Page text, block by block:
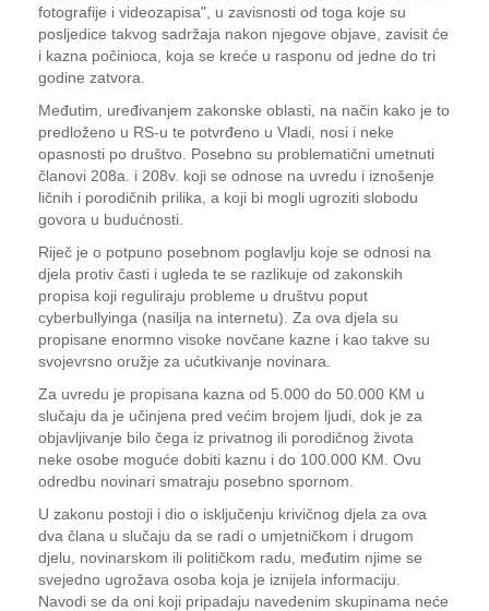
fotografije i videozapisa", u zavisnosti od toga koje su
posljedice takvog sadržaja nakon njegove objave, zavisit će
i kazna počinioca, koja se kreće u rasponu od jedne do tri
godine zatvora.
Međutim, uređivanjem zakonske oblasti, na način kako je to
predloženo u RS-u te potvrđeno u Vladi, nosi i neke
opasnosti po društvo. Posebno su problematični umetnuti
članovi 208a. i 208v. koji se odnose na uvredu i iznošenje
ličnih i porodičnih prilika, a koji bi mogli ugroziti slobodu
govora u budućnosti.
Riječ je o potpuno posebnom poglavlju koje se odnosi na
djela protiv časti i ugleda te se razlikuje od zakonskih
propisa koji reguliraju probleme u društvu poput
cyberbullyinga (nasilja na internetu). Za ova djela su
propisane enormno visoke novčane kazne i kao takve su
svojevrsno oružje za ućutkivanje novinara.
Za uvredu je propisana kazna od 5.000 do 50.000 KM u
slučaju da je učinjena pred većim brojem ljudi, dok je za
objavljivanje bilo čega iz privatnog ili porodičnog života
neke osobe moguće dobiti kaznu i do 100.000 KM. Ovu
odredbu novinari smatraju posebno spornom.
U zakonu postoji i dio o isključenju krivičnog djela za ova
dva člana u slučaju da se radi o umjetničkom i drugom
djelu, novinarskom ili političkom radu, međutim njime se
svejedno ugrožava osoba koja je iznijela informaciju.
Navodi se da oni koji pripadaju navedenim skupinama neće